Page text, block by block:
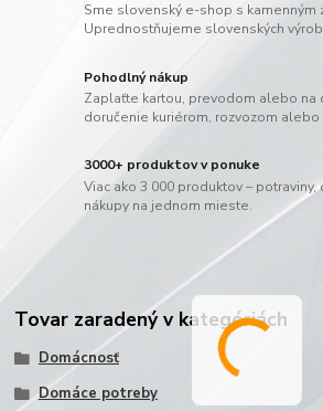
Sme slovenský e-shop s kamenným
Uprednostňujeme slovenských
Pohodlný nákup
Zaplaťte kartou, prevodom alebo na
doručenie kuriérom, rozvozom
3000+ produktov v ponuke
Viac ako 3 000 produktov –
nákupy na jednom mieste.
Tovar zaradený v kategóriách
Domácnosť
Domáce potreby